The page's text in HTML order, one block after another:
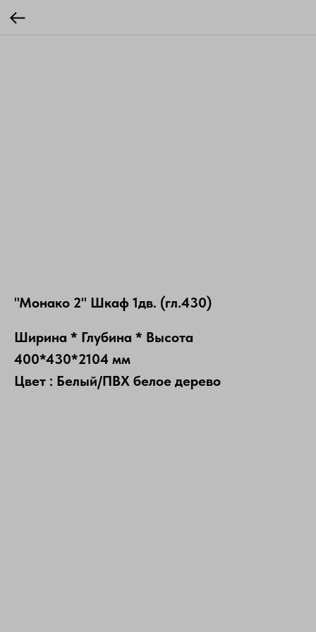
"Монако 2" Шкаф 1дв. (гл.430)
Ширина * Глубина * Высота
400*430*2104 мм
Цвет : Белый/ПВХ белое дерево